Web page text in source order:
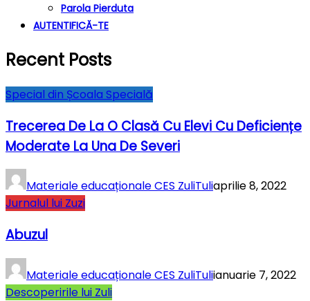
Parola Pierduta
AUTENTIFICĂ-TE
Recent Posts
Special din Școala Specială
Trecerea De La O Clasă Cu Elevi Cu Deficiențe
Moderate La Una De Severi
Materiale educaționale CES ZuliTuliaprilie 8, 2022
Jurnalul lui Zuzi
Abuzul
Materiale educaționale CES ZuliTuliianuarie 7, 2022
Descoperirile lui Zuli